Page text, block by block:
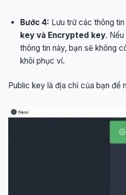
Bước 4: Lưu trữ các thông
key và Encrypted key.
thông tin này, bạn sẽ không
khôi phục ví.
Public key là địa chỉ của bạn để